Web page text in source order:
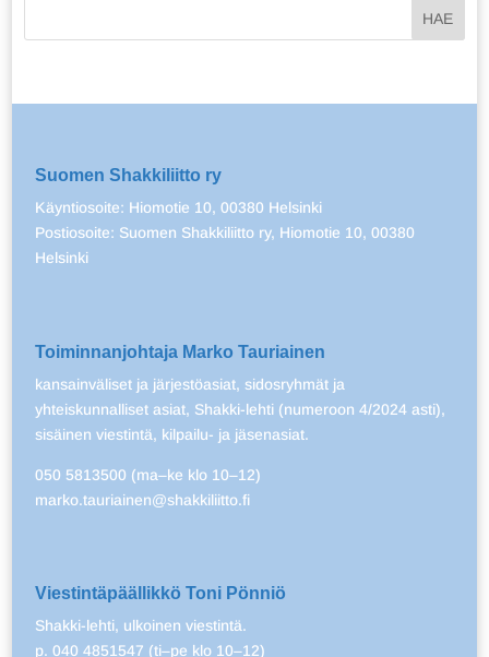
Suomen Shakkiliitto ry
Käyntiosoite: Hiomotie 10, 00380 Helsinki
Postiosoite: Suomen Shakkiliitto ry, Hiomotie 10, 00380
Helsinki
Toiminnanjohtaja Marko Tauriainen
kansainväliset ja järjestöasiat, sidosryhmät ja
yhteiskunnalliset asiat, Shakki-lehti (numeroon 4/2024 asti),
sisäinen viestintä, kilpailu- ja jäsenasiat.
050 5813500 (ma–ke klo 10–12)
marko.tauriainen@shakkiliitto.fi
Viestintäpäällikkö Toni Pönniö
Shakki-lehti, ulkoinen viestintä.
p. 040 4851547 (ti–pe klo 10–12)